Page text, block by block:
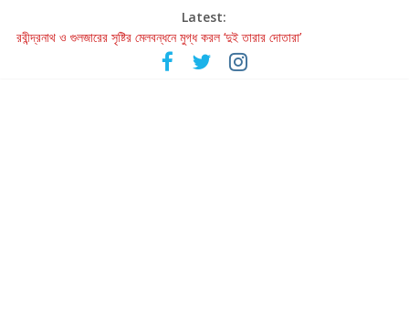
Latest:
রবীন্দ্রনাথ ও গুলজারের সৃষ্টির মেলবন্ধনে মুগ্ধ করল ‘দুই তারার দোতারা’
কলের গান থেকে রীলস্ — বাঙালির গান শোনার বিবর্তনের গল্প
জগন্নাথমঙ্গলম্ — বাংলায় প্রথমবার মঞ্চে এবার রথযাত্রার উদযাপন